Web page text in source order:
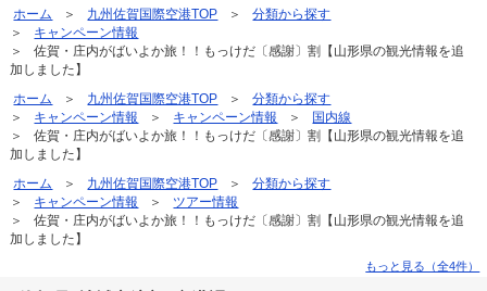
ホーム 九州佐賀国際空港TOP
分類から探す
キャンペーン情報
佐賀・庄内がばいよか旅！！もっけだ〔感謝〕割【山形県の観光情報を追
加しました】
ホーム
九州佐賀国際空港TOP
分類から探す
キャンペーン情報
キャンペーン情報
国内線
佐賀・庄内がばいよか旅！！もっけだ〔感謝〕割【山形県の観光情報を追
加しました】
ホーム
九州佐賀国際空港TOP
分類から探す
キャンペーン情報
ツアー情報
佐賀・庄内がばいよか旅！！もっけだ〔感謝〕割【山形県の観光情報を追
加しました】
もっと見る（全4件）